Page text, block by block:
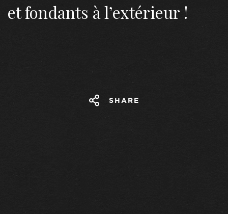
et fondants à l’extérieur !
SHARE